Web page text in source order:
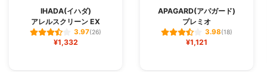
IHADA(イハダ)
アレルスクリーン EX
3.97(26)
¥1,332
APAGARD(アパガード)
プレミオ
3.98(18)
¥1,121